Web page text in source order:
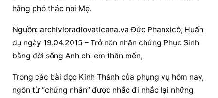
hằng phó thác nơi Mẹ.
Nguồn: archivioradiovaticana.va Đức Phanxicô, Huấn
dụ ngày 19.04.2015 – Trở nên nhân chứng Phục Sinh
bằng đời sống Anh chị em thân mến,
Trong các bài đọc Kinh Thánh của phụng vụ hôm nay,
ngôn từ “chứng nhân” được nhắc đi nhắc lại những